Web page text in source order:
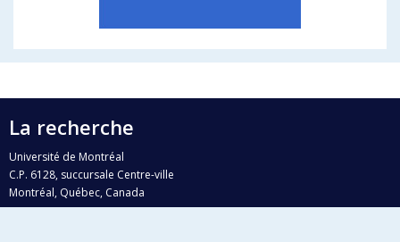
La recherche
Université de Montréal
C.P. 6128, succursale Centre-ville
Montréal, Québec, Canada
H3C 3J7